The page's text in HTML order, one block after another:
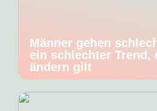
Männer gehen
ein schlechter Trend,
ändern gilt